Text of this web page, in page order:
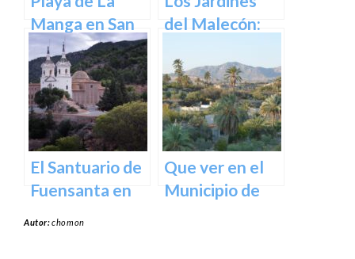
Manga en San
Javier –
Cartagena
del Malecón:
Ciudad.
El Santuario de
Fuensanta en
Que ver en el
Municipio de
Autor:chomon